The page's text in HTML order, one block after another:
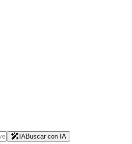
IABuscar con IA